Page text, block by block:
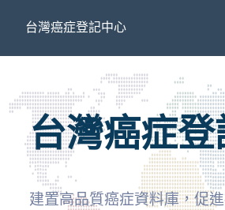
台灣癌症登記中心
台灣癌症
建置高品質癌症資料庫，促